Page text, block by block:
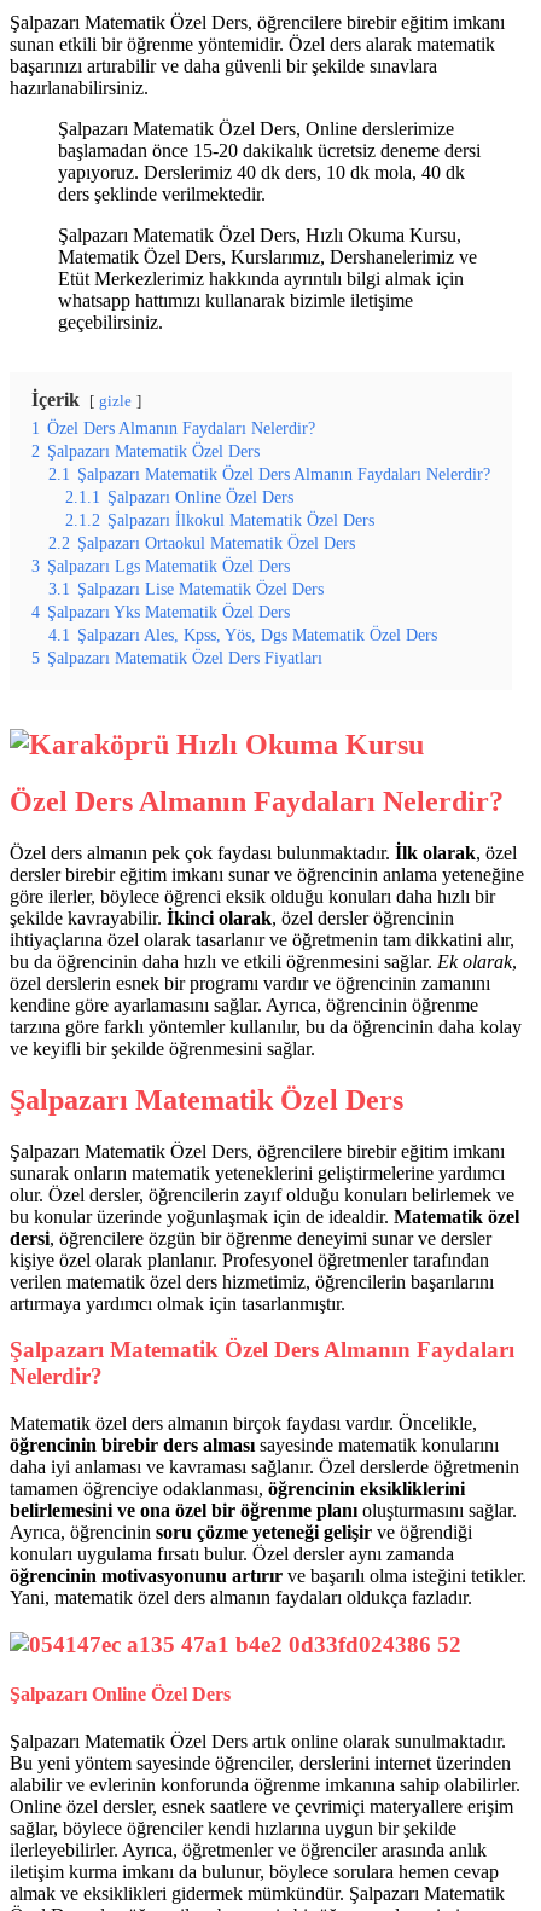
Şalpazarı Matematik Özel Ders, öğrencilere birebir eğitim imkanı
sunan etkili bir öğrenme yöntemidir. Özel ders alarak matematik
başarınızı artırabilir ve daha güvenli bir şekilde sınavlara
hazırlanabilirsiniz.
Şalpazarı Matematik Özel Ders, Online derslerimize
başlamadan önce 15-20 dakikalık ücretsiz deneme dersi
yapıyoruz. Derslerimiz 40 dk ders, 10 dk mola, 40 dk
ders şeklinde verilmektedir.
Şalpazarı Matematik Özel Ders, Hızlı Okuma Kursu,
Matematik Özel Ders, Kurslarımız, Dershanelerimiz ve
Etüt Merkezlerimiz hakkında ayrıntılı bilgi almak için
whatsapp hattımızı kullanarak bizimle iletişime
geçebilirsiniz.
İçerik gizle
1 Özel Ders Almanın Faydaları Nelerdir?
2 Şalpazarı Matematik Özel Ders
2.1 Şalpazarı Matematik Özel Ders Almanın Faydaları Nelerdir?
2.1.1 Şalpazarı Online Özel Ders
2.1.2 Şalpazarı İlkokul Matematik Özel Ders
2.2 Şalpazarı Ortaokul Matematik Özel Ders
3 Şalpazarı Lgs Matematik Özel Ders
3.1 Şalpazarı Lise Matematik Özel Ders
4 Şalpazarı Yks Matematik Özel Ders
4.1 Şalpazarı Ales, Kpss, Yös, Dgs Matematik Özel Ders
5 Şalpazarı Matematik Özel Ders Fiyatları
Özel Ders Almanın Faydaları Nelerdir?
Özel ders almanın pek çok faydası bulunmaktadır. İlk olarak, özel
dersler birebir eğitim imkanı sunar ve öğrencinin anlama yeteneğine
göre ilerler, böylece öğrenci eksik olduğu konuları daha hızlı bir
şekilde kavrayabilir. İkinci olarak, özel dersler öğrencinin
ihtiyaçlarına özel olarak tasarlanır ve öğretmenin tam dikkatini alır,
bu da öğrencinin daha hızlı ve etkili öğrenmesini sağlar. Ek olarak,
özel derslerin esnek bir programı vardır ve öğrencinin zamanını
kendine göre ayarlamasını sağlar. Ayrıca, öğrencinin öğrenme
tarzına göre farklı yöntemler kullanılır, bu da öğrencinin daha kolay
ve keyifli bir şekilde öğrenmesini sağlar.
Şalpazarı Matematik Özel Ders
Şalpazarı Matematik Özel Ders, öğrencilere birebir eğitim imkanı
sunarak onların matematik yeteneklerini geliştirmelerine yardımcı
olur. Özel dersler, öğrencilerin zayıf olduğu konuları belirlemek ve
bu konular üzerinde yoğunlaşmak için de idealdir. Matematik özel
dersi, öğrencilere özgün bir öğrenme deneyimi sunar ve dersler
kişiye özel olarak planlanır. Profesyonel öğretmenler tarafından
verilen matematik özel ders hizmetimiz, öğrencilerin başarılarını
artırmaya yardımcı olmak için tasarlanmıştır.
Şalpazarı Matematik Özel Ders Almanın Faydaları
Nelerdir?
Matematik özel ders almanın birçok faydası vardır. Öncelikle,
öğrencinin birebir ders alması sayesinde matematik konularını
daha iyi anlaması ve kavraması sağlanır. Özel derslerde öğretmenin
tamamen öğrenciye odaklanması, öğrencinin eksikliklerini
belirlemesini ve ona özel bir öğrenme planı oluşturmasını sağlar.
Ayrıca, öğrencinin soru çözme yeteneği gelişir ve öğrendiği
konuları uygulama fırsatı bulur. Özel dersler aynı zamanda
öğrencinin motivasyonunu artırır ve başarılı olma isteğini tetikler.
Yani, matematik özel ders almanın faydaları oldukça fazladır.
Şalpazarı Online Özel Ders
Şalpazarı Matematik Özel Ders artık online olarak sunulmaktadır.
Bu yeni yöntem sayesinde öğrenciler, derslerini internet üzerinden
alabilir ve evlerinin konforunda öğrenme imkanına sahip olabilirler.
Online özel dersler, esnek saatlere ve çevrimiçi materyallere erişim
sağlar, böylece öğrenciler kendi hızlarına uygun bir şekilde
ilerleyebilirler. Ayrıca, öğretmenler ve öğrenciler arasında anlık
iletişim kurma imkanı da bulunur, böylece sorulara hemen cevap
almak ve eksiklikleri gidermek mümkündür. Şalpazarı Matematik